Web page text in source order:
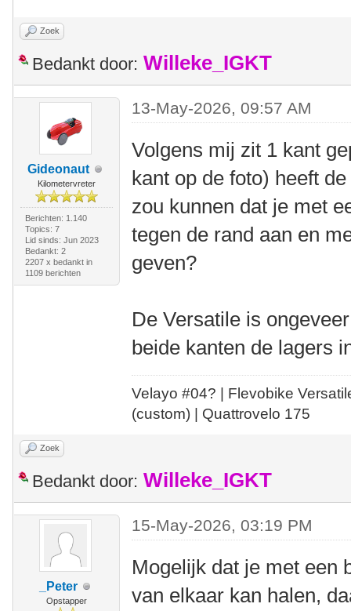
Zoek
Bedankt door: Willeke_IGKT
Gideonaut
Kilometervreter
Berichten: 1.140
Topics: 7
Lid sinds: Jun 2023
Bedankt: 2
2207 x bedankt in
1109 berichten
13-May-2026, 09:57 AM
Volgens mij zit 1 kant
kant op de foto) heeft
zou kunnen dat je met
tegen de rand aan en
geven?
De Versatile is
beide kanten de lagers
Velayo #04? | Flevobike
(custom) | Quattrovelo 175
Zoek
Bedankt door: Willeke_IGKT
_Peter
Opstapper
15-May-2026, 03:19 PM
Mogelijk dat je met een
van elkaar kan halen,